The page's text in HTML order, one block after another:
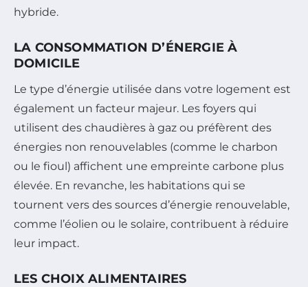
hybride.
LA CONSOMMATION D’ÉNERGIE À
DOMICILE
Le type d’énergie utilisée dans votre logement est
également un facteur majeur. Les foyers qui
utilisent des chaudières à gaz ou préfèrent des
énergies non renouvelables (comme le charbon
ou le fioul) affichent une empreinte carbone plus
élevée. En revanche, les habitations qui se
tournent vers des sources d’énergie renouvelable,
comme l’éolien ou le solaire, contribuent à réduire
leur impact.
LES CHOIX ALIMENTAIRES